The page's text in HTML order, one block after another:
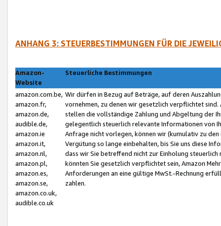
ANHANG 3: STEUERBESTIMMUNGEN FÜR DIE
Amazon-
Website
Steuerliche Bestimmungen
amazon.com.be,
amazon.fr,
amazon.de,
audible.de,
amazon.ie
amazon.it,
amazon.nl,
amazon.pl,
amazon.es,
amazon.se,
amazon.co.uk,
audible.co.uk
Wir dürfen in Bezug auf Beträge, auf deren
vornehmen, zu denen wir gesetzlich verpflichtet
stellen die vollständige Zahlung und Abgeltung der
gelegentlich steuerlich relevante Informationen von
Anfrage nicht vorlegen, können wir (kumulativ zu
Vergütung so lange einbehalten, bis Sie uns diese
dass wir Sie betreffend nicht zur Einholung
könnten Sie gesetzlich verpflichtet sein, Amazon
Anforderungen an eine gültige MwSt.-Rechnung
zahlen.